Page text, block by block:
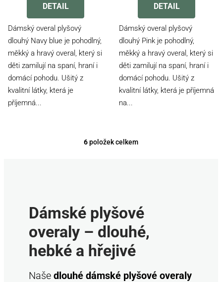
produktu
4,2
z
5
hvězdiček.
DETAIL
Dámský overal plyšový
dlouhý Navy blue je pohodlný,
měkký a hravý overal, který si
děti zamilují na spaní, hraní i
domácí pohodu. Ušitý z
kvalitní látky, která je
příjemná...
produktu
3,2
z
5
hvězdiček.
DETAIL
Dámský overal plyšový
dlouhý Pink je pohodlný,
měkký a hravý overal, který si
děti zamilují na spaní, hraní i
domácí pohodu. Ušitý z
kvalitní látky, která je příjemná
na...
O
a
c
í
p
r
v
k
6položek celkem
Dámské plyšové
overaly – dlouhé,
hebké a hřejivé
Naše dlouhé dámské plyšové overaly